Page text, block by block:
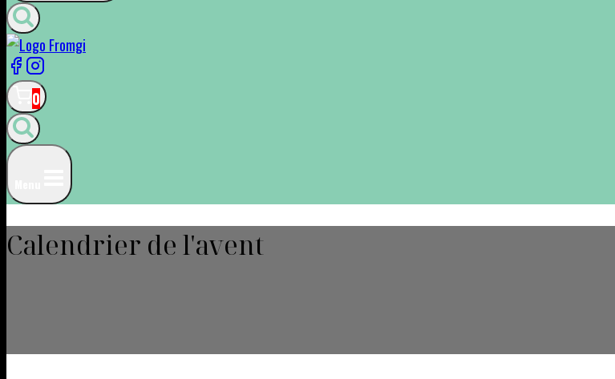
0
Calendrier de l'avent